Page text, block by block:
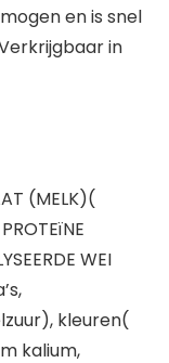
en is snel
in
(MELK)(
WEI
kleuren(
kalium,